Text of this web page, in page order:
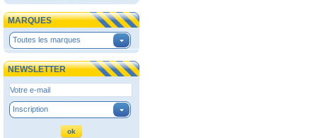
MARQUES
Toutes les marques
NEWSLETTER
Inscription